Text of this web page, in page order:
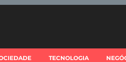
TECNOLOGIA